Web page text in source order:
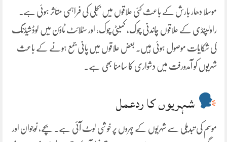
موسلا دھار بارش کے باعث کئی علاقوں میں بجلی کی فراہمی متاثر ہوئی ہے۔
راولپنڈی کے علاقوں چاندنی چوک، کمیٹی چوک، اور سٹلائٹ ٹاؤن میں لوڈشیڈنگ
کی شکایات موصول ہوئی ہیں۔ بعض علاقوں میں پانی جمع ہونے کے باعث
شہریوں کو آمدورفت میں دشواری کا سامنا بھی ہے۔
شہریوں کا ردعمل
موسم کی تبدیلی سے شہریوں کے چہروں پر خوشی لوٹ آئی ہے۔ بچے، نوجوان اور